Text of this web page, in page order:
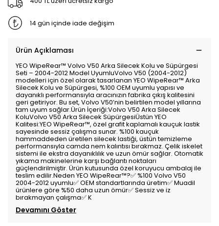
14 gün içinde iade değişim
Ürün Açıklaması
YEO WipeRear™️ Volvo V50 Arka Silecek Kolu ve Süpürgesi
Seti – 2004-2012 Model UyumluVolvo V50 (2004-2012)
modelleri için özel olarak tasarlanan YEO WipeRear™️ Arka
Silecek Kolu ve Süpürgesi, %100 OEM uyumlu yapısı ve
dayanıklı performansıyla aracınızın fabrika çıkış kalitesini
geri getiriyor. Bu set, Volvo V50’nin belirtilen model yıllarına
tam uyum sağlar.Ürün İçeriği:Volvo V50 Arka Silecek
KoluVolvo V50 Arka Silecek SüpürgesiÜstün YEO
Kalitesi:YEO WipeRear™️, özel grafit kaplamalı kauçuk lastik
sayesinde sessiz çalışma sunar. %100 kauçuk
hammaddeden üretilen silecek lastiği, üstün temizleme
performansıyla camda nem kalıntısı bırakmaz. Çelik iskelet
sistemi ile ekstra dayanıklılık ve uzun ömür sağlar. Otomatik
yıkama makinelerine karşı bağlantı noktaları
güçlendirilmiştir. Ürün kutusunda özel koruyucu ambalaj ile
teslim edilir.Neden YEO WipeRear™️?✅ %100 Volvo V50
2004-2012 uyumlu✅ OEM standartlarında üretim✅ Muadil
ürünlere göre %50 daha uzun ömür✅ Sessiz ve iz
bırakmayan çalışma✅ K
Devamını Göster